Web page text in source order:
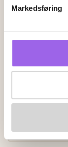
Markedsføring